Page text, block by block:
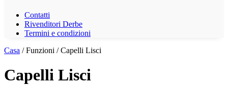
Contatti
Rivenditori Derbe
Termini e condizioni
Casa / Funzioni / Capelli Lisci
Capelli Lisci